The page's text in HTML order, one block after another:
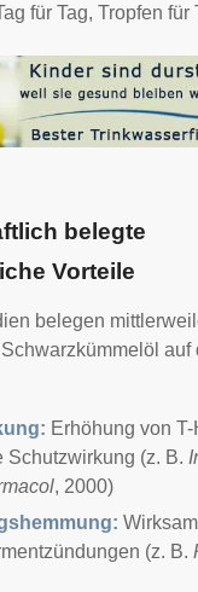
für Tag, Tropfen für
belegte
Vorteile
belegen
auf
Erhöhung von
Schutzwirkung (z. B.
, 2000)
(z. B.